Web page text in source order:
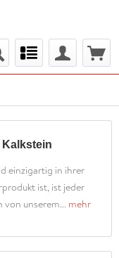
Kalkstein
einzigartig in ihrer
ist, ist jeder
von unserem... mehr